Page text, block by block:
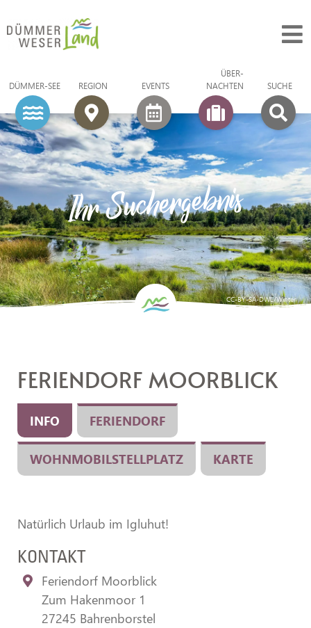
DÜMMER-SEE REGION EVENTS
ÜBER­
NACHTEN
SUCHE
Ihr Suchergebnis
CC-BY-SA-DWL/Winter
FERIENDORF MOORBLICK
INFO FERIENDORF
WOHNMOBILSTELLPLATZ KARTE
Natürlich Urlaub im Igluhut!
KONTAKT
Feriendorf Moorblick
Zum Hakenmoor 1
27245 Bahrenborstel